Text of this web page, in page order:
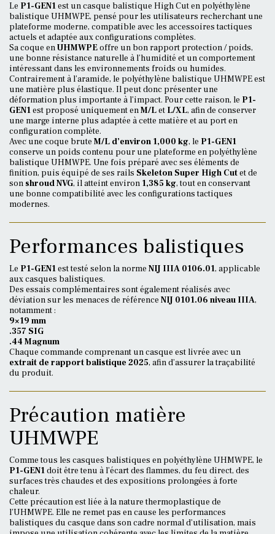
Le P1-GEN1est un casque balistique High Cut en polyéthylène
balistique UHMWPE, pensé pour les utilisateurs recherchant une
plateforme moderne, compatible avec les accessoires tactiques
actuels et adaptée aux configurations complètes.
Sa coque enUHMWPEoffre un bon rapport protection / poids,
une bonne résistance naturelle à l’humidité et un comportement
intéressant dans les environnements froids ou humides.
Contrairement à l’aramide, le polyéthylène balistique UHMWPE est
une matière plus élastique. Il peut donc présenter une
déformation plus importante à l’impact. Pour cette raison, le P1-
GEN1est proposé uniquement enM/Let L/XL, afin de conserver
une marge interne plus adaptée à cette matière et au port en
configuration complète.
Avec une coque brute M/L d’environ 1,000 kg, le P1-GEN1
conserve un poids contenu pour une plateforme en polyéthylène
balistique UHMWPE. Une fois préparé avec ses éléments de
finition, puis équipé de ses rails Skeleton Super High Cutet de
son shroud NVG, il atteint environ 1,385 kg, tout en conservant
une bonne compatibilité avec les configurations tactiques
modernes.
Performances balistiques
Le P1-GEN1est testé selon la norme NIJ IIIA 0106.01, applicable
aux casques balistiques.
Des essais complémentaires sont également réalisés avec
déviation sur les menaces de référence NIJ 0101.06 niveau IIIA,
notamment :
9×19 mm
.357 SIG
.44 Magnum
Chaque commande comprenant un casque est livrée avec un
extrait de rapport balistique 2025, afin d’assurer la traçabilité
du produit.
Précaution matière
UHMWPE
Comme tous les casques balistiques en polyéthylène UHMWPE, le
P1-GEN1doit être tenu à l’écart des flammes, du feu direct, des
surfaces très chaudes et des expositions prolongées à forte
chaleur.
Cette précaution est liée à la nature thermoplastique de
l’UHMWPE. Elle ne remet pas en cause les performances
balistiques du casque dans son cadre normal d’utilisation, mais